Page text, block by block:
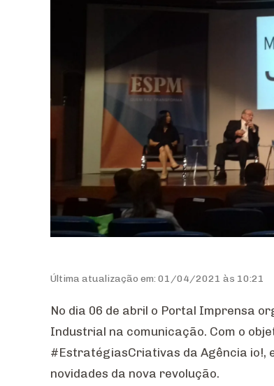
Última atualização em: 01/04/2021 às 10:21
No dia 06 de abril o Portal Imprensa
Industrial na comunicação. Com o
#EstratégiasCriativas da Agência io!,
novidades da nova revolução.